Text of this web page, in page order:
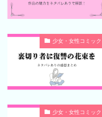
少女・女性コミック
少女・女性コミック